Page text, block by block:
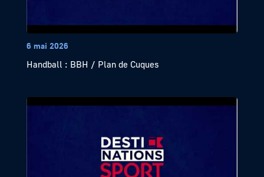
6 mai 2026
Handball : BBH / Plan de Cuques